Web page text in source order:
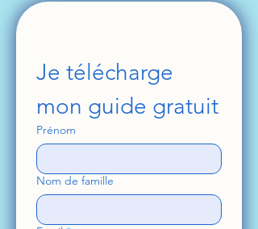
Je télécharge
mon guide gratuit
Prénom
Nom de famille